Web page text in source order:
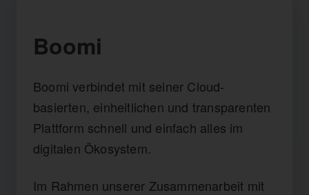
Boomi
Boomi verbindet mit seiner Cloud-
basierten, einheitlichen und transparenten
Plattform schnell und einfach alles im
digitalen Ökosystem.
Im Rahmen unserer Zusammenarbeit mit